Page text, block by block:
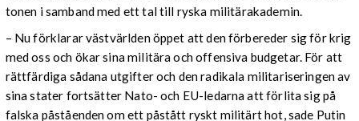
tonen i samband med ett tal till ryska militärakademin.
– Nu förklarar västvärlden öppet att den förbereder sig för krig
med oss ​​och ökar sina militära och offensiva budgetar. För att
rättfärdiga sådana utgifter och den radikala militariseringen av
sina stater fortsätter Nato- och EU-ledarna att förlita sig på
falska påståenden om ett påstått ryskt militärt hot, sade Putin